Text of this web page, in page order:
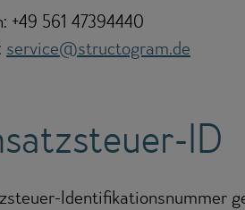
+49 561 47394440
service@structogram.de
ID
Identifikationsnummer